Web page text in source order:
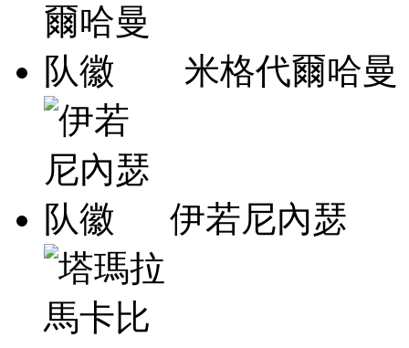
米格代爾哈曼
伊若尼內瑟